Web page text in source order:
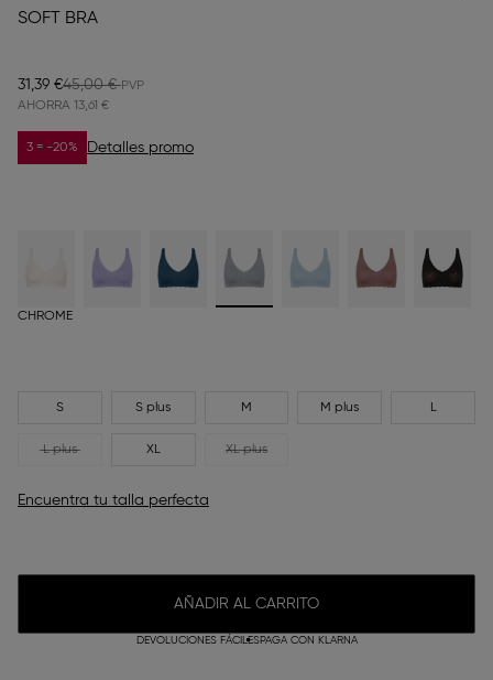
SOFT BRA
31,39 €45,00 €
AHORRA 13,61 €
3 = -20% Detalles promo
CHROME
S S plus M M plus L
L plus XL XL plus
Encuentra tu talla perfecta
AÑADIR AL CARRITO
DEVOLUCIONES FÁCILESPAGA CON KLARNA